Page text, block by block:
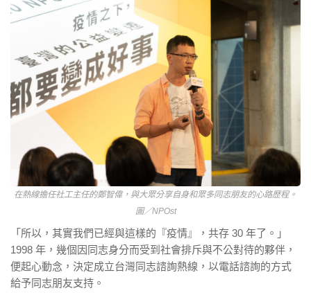
在熱線擔任社工主任的鄭智偉，與大眾分享自身和眾多同志朋友的心路歷程。
圖／NPOst
「所以，其實我們已經與這樣的『疫情』，共存 30 年了。」
1998 年，幾個因同志身分而受到社會排斥與不公對待的夥伴，
便起心動念，決定成立台灣同志諮詢熱線，以電話諮詢的方式
給予同志朋友支持。